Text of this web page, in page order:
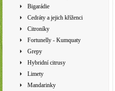
Bigarádie
Cedráty a jejich kříženci
Citroníky
Fortunelly - Kumquaty
Grepy
Hybridní citrusy
Limety
Mandarinky